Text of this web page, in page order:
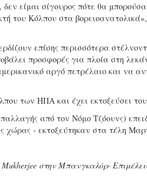
είμαι σίγουρος πότε θα
του Κόλπου στα
επίσης περισσότερα
προσφορές για πλοία στη
αργό πετρέλαιο και να
των ΗΠΑ και έχει εκτοξεύσει
από τον Νόμο Τζόουνς)
- εκτοξεύτηκαν στα τέλη
στην Μπανγκαλόρ·